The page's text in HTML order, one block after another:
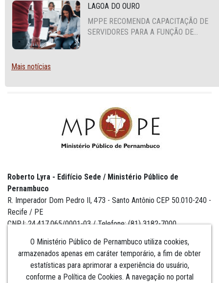
LAGOA DO OURO
MPPE RECOMENDA CAPACITAÇÃO DE
SERVIDORES PARA A FUNÇÃO DE
Mais notícias
O Ministério Público de Pernambuco utiliza cookies,
armazenados apenas em caráter temporário, a fim de obter
estatísticas para aprimorar a experiência do usuário,
conforme a Política de Cookies. A navegação no portal
Roberto Lyra - Edifício Sede / Ministério Público de
Pernambuco
R. Imperador Dom Pedro II, 473 - Santo Antônio CEP 50.010-240 -
Recife / PE
CNPJ: 24.417.065/0001-03 / Telefone: (81) 3182-7000
Institucional